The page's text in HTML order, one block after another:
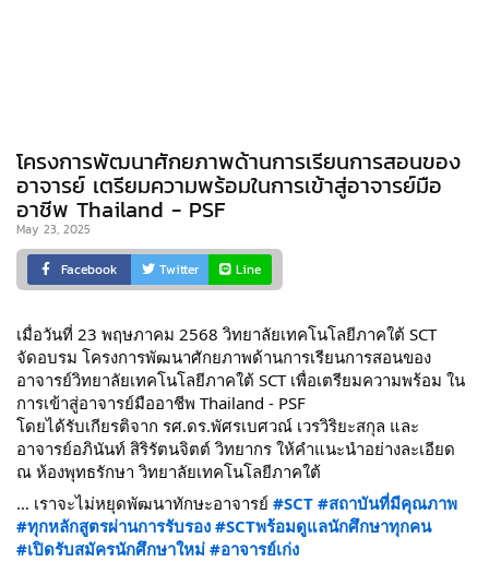
โครงการพัฒนาศักยภาพด้านการเรียนการสอนของ
อาจารย์ เตรียมความพร้อมในการเข้าสู่อาจารย์มือ
อาชีพ Thailand - PSF
May 23, 2025
Facebook Twitter Line
เมื่อวันที่ 23 พฤษภาคม 2568 วิทยาลัยเทคโนโลยีภาคใต้ SCT
จัดอบรม โครงการพัฒนาศักยภาพด้านการเรียนการสอนของ
อาจารย์วิทยาลัยเทคโนโลยีภาคใต้ SCT เพื่อเตรียมความพร้อม ใน
การเข้าสู่อาจารย์มืออาชีพ Thailand - PSF
โดยได้รับเกียรติจาก รศ.ดร.พัศรเบศวณ์ เวรวิริยะสกุล และ
อาจารย์อภินันท์ สิริรัตนจิตต์ วิทยากร ให้คำแนะนำอย่างละเอียด
ณ ห้องพุทธรักษา วิทยาลัยเทคโนโลยีภาคใต้
… เราจะไม่หยุดพัฒนาทักษะอาจารย์ #SCT #สถาบันที่มีคุณภาพ
#ทุกหลักสูตรผ่านการรับรอง #SCTพร้อมดูแลนักศึกษาทุกคน
#เปิดรับสมัครนักศึกษาใหม่ #อาจารย์เก่ง